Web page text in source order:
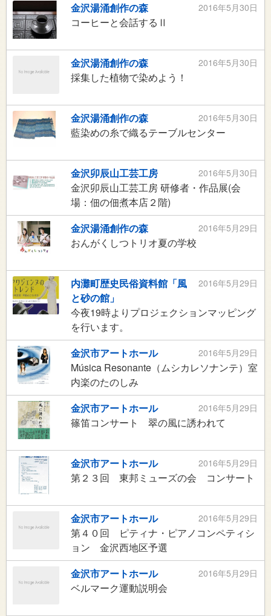
2016年5月30日
金沢湯涌創作の森
コーヒーと会話するⅡ
2016年5月30日
金沢湯涌創作の森
採集した植物で染めよう！
2016年5月30日
金沢湯涌創作の森
藍染めの糸で織るテーブルセンター
2016年5月30日
金沢卯辰山工芸工房
金沢卯辰山工芸工房 研修者・作品展(会
場：佃の佃煮本店２階)
2016年5月29日
金沢湯涌創作の森
おんがくしつトリオ夏の学校
2016年5月29日
内灘町歴史民俗資料館「風
と砂の館」
今夜19時よりプロジェクションマッピング
を行います。
2016年5月29日
金沢市アートホール
Música Resonante（ムシカレソナンテ）室
内楽のたのしみ
2016年5月29日
金沢市アートホール
篠笛コンサート 翠の風に誘われて
2016年5月29日
金沢市アートホール
第２３回 東邦ミューズの会 コンサート
2016年5月29日
金沢市アートホール
第４０回 ピティナ・ピアノコンペティシ
ョン 金沢西地区予選
2016年5月29日
金沢市アートホール
ベルマーク運動説明会